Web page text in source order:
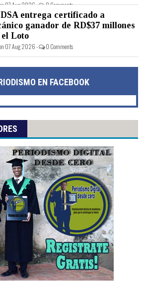
07 Aug 2026 - 0 Comments
entrega certificado a
ganador de RD$37 millones
el Loto
07 Aug 2026 - 0 Comments
EN FACEBOOK